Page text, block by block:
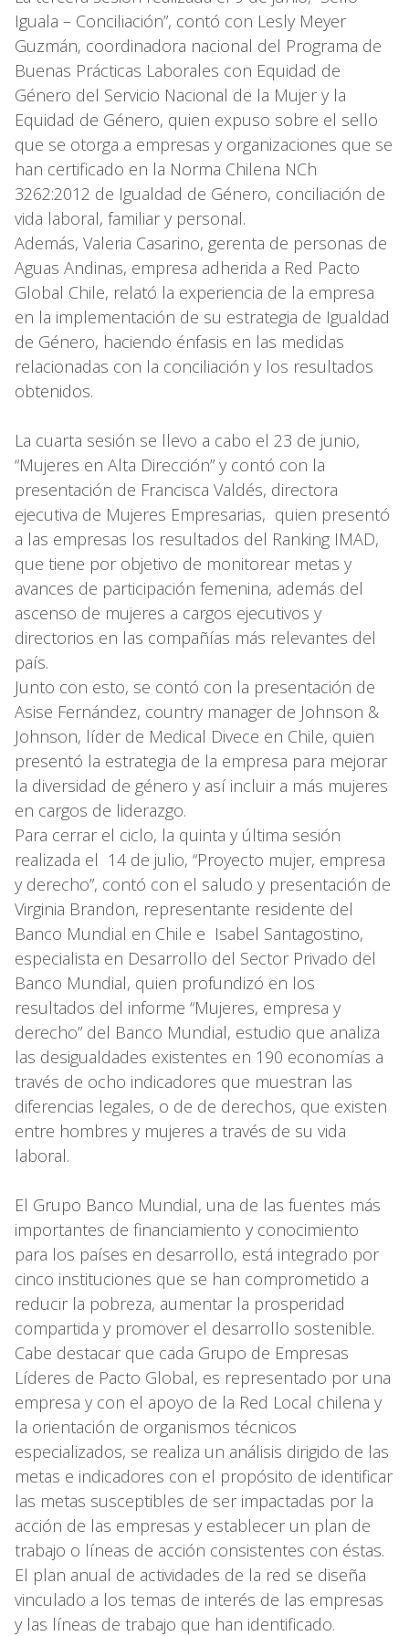
Iguala – Conciliación”, contó con Lesly Meyer
Guzmán, coordinadora nacional del Programa de
Buenas Prácticas Laborales con Equidad de
Género del Servicio Nacional de la Mujer y la
Equidad de Género, quien expuso sobre el sello
que se otorga a empresas y organizaciones que se
han certificado en la Norma Chilena NCh
3262:2012 de Igualdad de Género, conciliación de
vida laboral, familiar y personal.
Además, Valeria Casarino, gerenta de personas de
Aguas Andinas, empresa adherida a Red Pacto
Global Chile, relató la experiencia de la empresa
en la implementación de su estrategia de Igualdad
de Género, haciendo énfasis en las medidas
relacionadas con la conciliación y los resultados
obtenidos.
La cuarta sesión se llevo a cabo el 23 de junio,
“Mujeres en Alta Dirección” y contó con la
presentación de Francisca Valdés, directora
ejecutiva de Mujeres Empresarias, quien presentó
a las empresas los resultados del Ranking IMAD,
que tiene por objetivo de monitorear metas y
avances de participación femenina, además del
ascenso de mujeres a cargos ejecutivos y
directorios en las compañías más relevantes del
país.
Junto con esto, se contó con la presentación de
Asise Fernández, country manager de Johnson &
Johnson, líder de Medical Divece en Chile, quien
presentó la estrategia de la empresa para mejorar
la diversidad de género y así incluir a más mujeres
en cargos de liderazgo.
Para cerrar el ciclo, la quinta y última sesión
realizada el 14 de julio, “Proyecto mujer, empresa
y derecho”, contó con el saludo y presentación de
Virginia Brandon, representante residente del
Banco Mundial en Chile e Isabel Santagostino,
especialista en Desarrollo del Sector Privado del
Banco Mundial, quien profundizó en los
resultados del informe “Mujeres, empresa y
derecho” del Banco Mundial, estudio que analiza
las desigualdades existentes en 190 economías a
través de ocho indicadores que muestran las
diferencias legales, o de de derechos, que existen
entre hombres y mujeres a través de su vida
laboral.
El Grupo Banco Mundial, una de las fuentes más
importantes de financiamiento y conocimiento
para los países en desarrollo, está integrado por
cinco instituciones que se han comprometido a
reducir la pobreza, aumentar la prosperidad
compartida y promover el desarrollo sostenible.
Cabe destacar que cada Grupo de Empresas
Líderes de Pacto Global, es representado por una
empresa y con el apoyo de la Red Local chilena y
la orientación de organismos técnicos
especializados, se realiza un análisis dirigido de las
metas e indicadores con el propósito de identificar
las metas susceptibles de ser impactadas por la
acción de las empresas y establecer un plan de
trabajo o líneas de acción consistentes con éstas.
El plan anual de actividades de la red se diseña
vinculado a los temas de interés de las empresas
y las líneas de trabajo que han identificado.